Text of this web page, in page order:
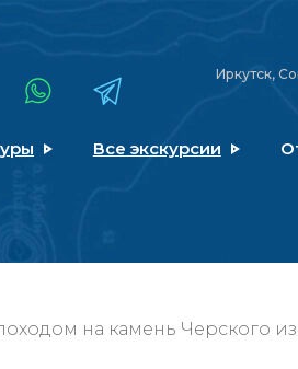
Иркутск,
Все экскурсии
на камень Черского